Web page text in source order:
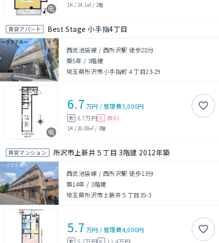
1K / 24.1㎡ / 2階
賃貸アパート Best Stage 小手指4丁目
西武池袋線 / 西所沢駅 徒歩28分
築5年 / 3階建
埼玉県所沢市小手指町４丁目23-29
6.7 万円 /管理費3,000円
敷 6.7万円 礼 無料
1K / 26.08㎡ / 3階
賃貸マンション 所沢市上新井５丁目 3階建 2012年築
西武池袋線 / 西所沢駅 徒歩13分
築14年 / 3階建
埼玉県所沢市上新井５丁目35-3
5.7 万円 /管理費4,000円
敷 5.7万円礼 11.4万円